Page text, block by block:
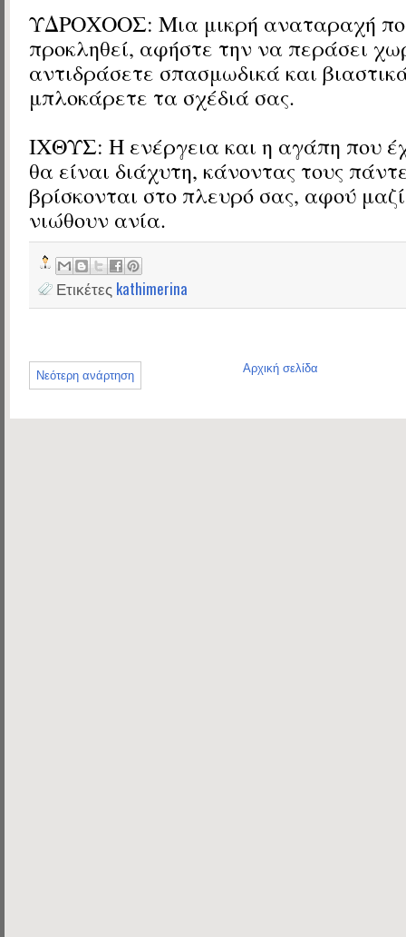
ΥΔΡΟΧΟΟΣ: Μια μικρή αναταραχή
προκληθεί, αφήστε την να περάσει
αντιδράσετε σπασμωδικά και
μπλοκάρετε τα σχέδιά σας.
ΙΧΘΥΣ: Η ενέργεια και η αγάπη που
θα είναι διάχυτη, κάνοντας τους
βρίσκονται στο πλευρό σας, αφού
νιώθουν ανία.
Ετικέτες kathimerina
Νεότερη ανάρτηση
Αρχική σελίδα